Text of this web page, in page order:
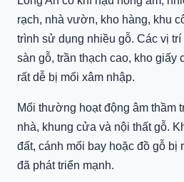
rạch, nhà vườn, kho hàng, khu
trình sử dụng nhiều gỗ. Các vị
sàn gỗ, trần thạch cao, kho giấy
rất dễ bị mối xâm nhập.
Mối thường hoạt động âm thầm
nhà, khung cửa và nội thất gỗ.
đất, cánh mối bay hoặc đồ gỗ bị
đã phát triển mạnh.